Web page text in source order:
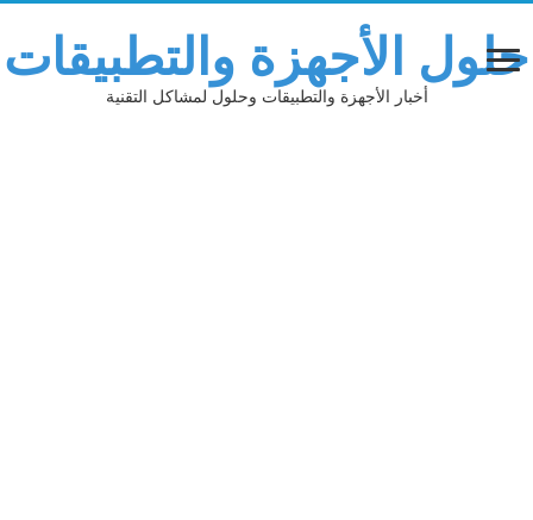
حلول الأجهزة والتطبيقات
أخبار الأجهزة والتطبيقات وحلول لمشاكل التقنية